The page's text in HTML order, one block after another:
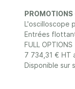
L'oscilloscope
Entrées
FULL OPTIONS
7 734,31 € HT
Disponible sur